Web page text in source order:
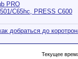
PRO
C65hc, PRESS C600
добраться до
Текущее